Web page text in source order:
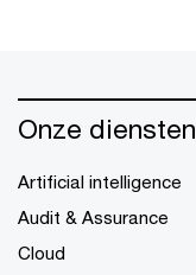
Onze diensten
Artificial intelligence
Audit & Assurance
Cloud